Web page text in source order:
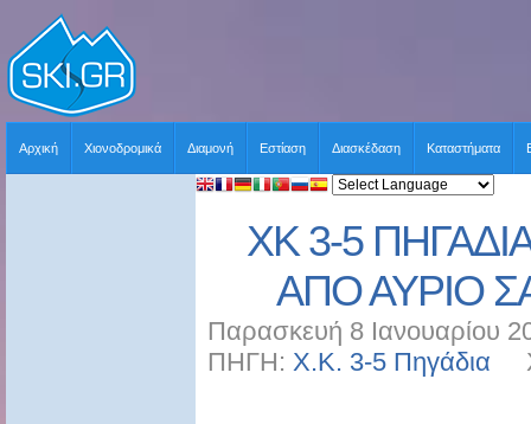
Αρχική Χιονοδρομικά Διαμονή Εστίαση Διασκέδαση Καταστήματα
ΧΚ 3-5
ΑΠΟ ΑΥΡΙΟ
Παρασκευή 8 Ιανουαρίου
ΠΗΓΗ: Χ.Κ. 3-5 Πηγάδια